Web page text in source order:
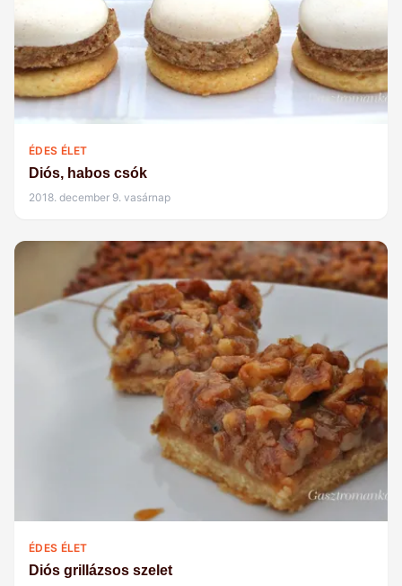
ÉDES ÉLET
Diós, habos csók
2018. december 9. vasárnap
ÉDES ÉLET
Diós grillázsos szelet